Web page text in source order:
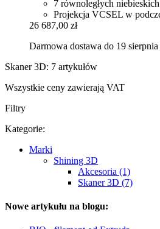
7 równoległych
Projekcja VCSEL w
26 687,00 zł
Darmowa dostawa do 19 sierpnia
Skaner 3D: 7 artykułów
Wszystkie ceny zawierają VAT
Filtry
Kategorie:
Marki
Shining 3D
Akcesoria (1)
Skaner 3D (7)
Nowe artykułu na blogu: